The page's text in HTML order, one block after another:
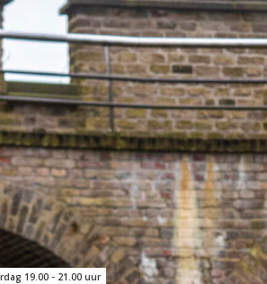
19.00 - 21.00 uur